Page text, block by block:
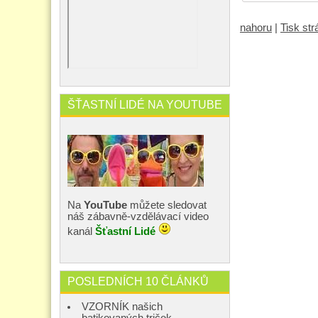
nahoru Tisk
ŠŤASTNÍ LIDÉ NA YOUTUBE
Na YouTube můžete sledovat
náš zábavně-vzdělávací video
kanál Šťastní Lidé
POSLEDNÍCH 10 ČLÁNKŮ
VZORNÍK našich